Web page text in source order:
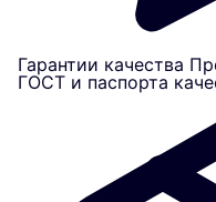
Гарантии качества
ГОСТ и паспорта